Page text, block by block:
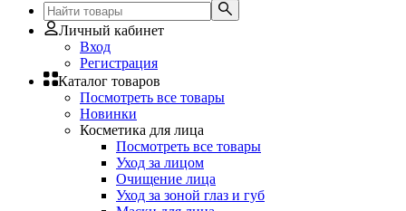
Личный кабинет
Вход
Регистрация
Каталог товаров
Посмотреть все товары
Новинки
Косметика для лица
Посмотреть все товары
Уход за лицом
Очищение лица
Уход за зоной глаз и губ